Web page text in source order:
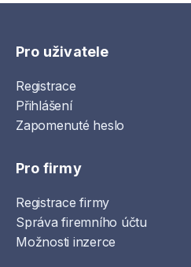
Pro uživatele
Registrace
Přihlášení
Zapomenuté heslo
Pro firmy
Registrace firmy
Správa firemního účtu
Možnosti inzerce